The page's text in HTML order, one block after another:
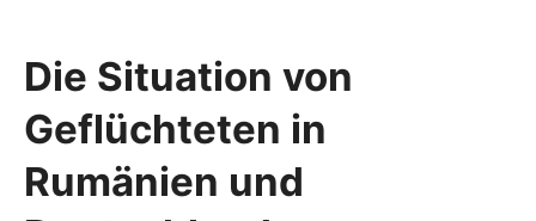
Die Situation von
Geflüchteten in
Rumänien und